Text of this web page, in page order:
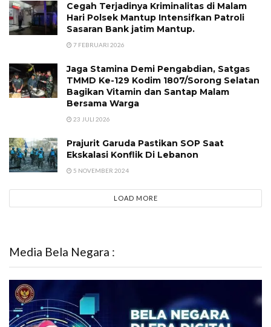
Cegah Terjadinya Kriminalitas di Malam
Hari Polsek Mantup Intensifkan Patroli
Sasaran Bank jatim Mantup.
7 FEBRUARI 2026
Jaga Stamina Demi Pengabdian, Satgas
TMMD Ke-129 Kodim 1807/Sorong Selatan
Bagikan Vitamin dan Santap Malam
Bersama Warga
23 JULI 2026
Prajurit Garuda Pastikan SOP Saat
Ekskalasi Konflik Di Lebanon
5 NOVEMBER 2024
LOAD MORE
Media Bela Negara :